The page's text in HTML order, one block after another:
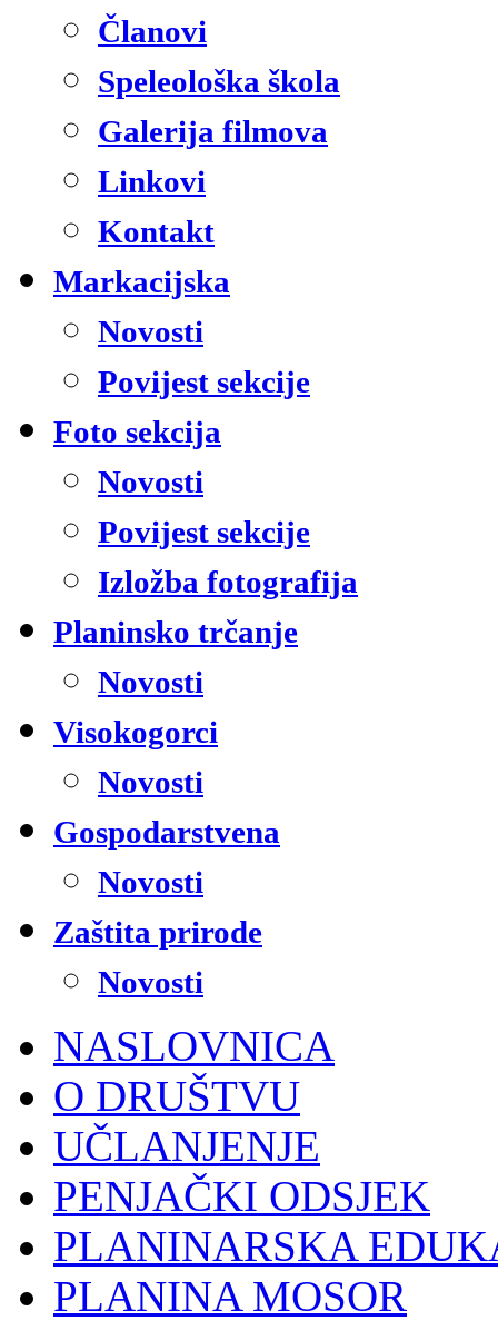
Članovi
Speleološka škola
Galerija filmova
Linkovi
Kontakt
Markacijska
Novosti
Povijest sekcije
Foto sekcija
Novosti
Povijest sekcije
Izložba fotografija
Planinsko trčanje
Novosti
Visokogorci
Novosti
Gospodarstvena
Novosti
Zaštita prirode
Novosti
NASLOVNICA
O DRUŠTVU
UČLANJENJE
PENJAČKI ODSJEK
PLANINARSKA
PLANINA MOSOR